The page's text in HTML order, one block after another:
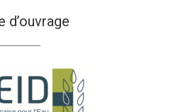
d’ouvrage